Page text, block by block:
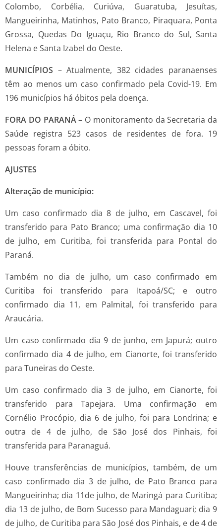
Colombo, Corbélia, Curiúva, Guaratuba, Jesuítas,
Mangueirinha, Matinhos, Pato Branco, Piraquara, Ponta
Grossa, Quedas Do Iguaçu, Rio Branco do Sul, Santa
Helena e Santa Izabel do Oeste.
MUNICÍPIOS – Atualmente, 382 cidades paranaenses
têm ao menos um caso confirmado pela Covid-19. Em
196 municípios há óbitos pela doença.
FORA DO PARANÁ– O monitoramento da Secretaria da
Saúde registra 523 casos de residentes de fora. 19
pessoas foram a óbito.
AJUSTES
Alteração de município:
Um caso confirmado dia 8 de julho, em Cascavel, foi
transferido para Pato Branco; uma confirmação dia 10
de julho, em Curitiba, foi transferida para Pontal do
Paraná.
Também no dia de julho, um caso confirmado em
Curitiba foi transferido para Itapoá/SC; e outro
confirmado dia 11, em Palmital, foi transferido para
Araucária.
Um caso confirmado dia 9 de junho, em Japurá; outro
confirmado dia 4 de julho, em Cianorte, foi transferido
para Tuneiras do Oeste.
Um caso confirmado dia 3 de julho, em Cianorte, foi
transferido para Tapejara. Uma confirmação em
Cornélio Procópio, dia 6 de julho, foi para Londrina; e
outra de 4 de julho, de São José dos Pinhais, foi
transferida para Paranaguá.
Houve transferências de municípios, também, de um
caso confirmado dia 3 de julho, de Pato Branco para
Mangueirinha; dia 11de julho, de Maringá para Curitiba;
dia 13 de julho, de Bom Sucesso para Mandaguari; dia 9
de julho, de Curitiba para São José dos Pinhais, e de 4 de